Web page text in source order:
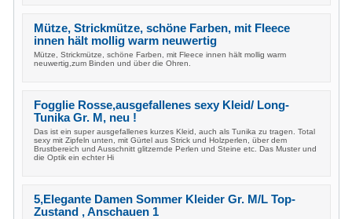
Mütze, Strickmütze, schöne Farben, mit Fleece
innen hält mollig warm neuwertig
Mütze, Strickmütze, schöne Farben, mit Fleece innen hält mollig warm
neuwertig,zum Binden und über die Ohren.
Fogglie Rosse,ausgefallenes sexy Kleid/ Long-
Tunika Gr. M, neu !
Das ist ein super ausgefallenes kurzes Kleid, auch als Tunika zu tragen. Total
sexy mit Zipfeln unten, mit Gürtel aus Strick und Holzperlen, über dem
Brustbereich und Ausschnitt glitzernde Perlen und Steine etc. Das Muster und
die Optik ein echter Hi
5,Elegante Damen Sommer Kleider Gr. M/L Top-
Zustand , Anschauen 1